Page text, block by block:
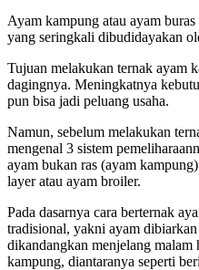
Ayam kampung atau ayam
yang seringkali dibudidayakan
Tujuan melakukan ternak ayam
dagingnya. Meningkatnya
pun bisa jadi peluang usaha.
Namun, sebelum melakukan
mengenal 3 sistem
ayam bukan ras (ayam
layer atau ayam broiler.
Pada dasarnya cara berternak
tradisional, yakni ayam dibiarkan
dikandangkan menjelang malam
kampung, diantaranya seperti